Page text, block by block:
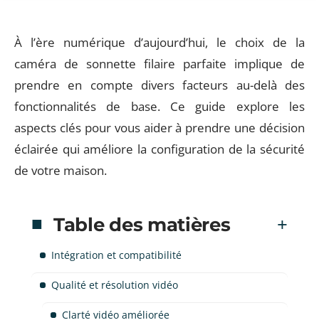
À l’ère numérique d’aujourd’hui, le choix de la
caméra de sonnette filaire parfaite implique de
prendre en compte divers facteurs au-delà des
fonctionnalités de base. Ce guide explore les
aspects clés pour vous aider à prendre une décision
éclairée qui améliore la configuration de la sécurité
de votre maison.
Table des matières
Intégration et compatibilité
Qualité et résolution vidéo
Clarté vidéo améliorée